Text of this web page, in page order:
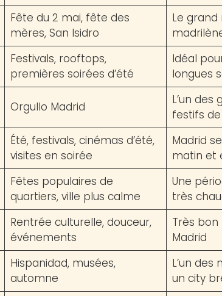
Fête du 2 mai, fête des
mères, San Isidro
Le
Festivals, rooftops,
premières soirées d’été
Idéal
longues
Orgullo Madrid
L’un
festifs de
Été, festivals, cinémas d’été,
visites en soirée
Madrid
matin et
Fêtes populaires de
quartiers, ville plus calme
Une
très
Rentrée culturelle, douceur,
événements
Très bon
Madrid
Hispanidad, musées,
automne
L’un
un city